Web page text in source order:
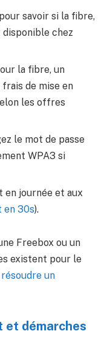
savoir si la fibre,
disponible chez
la fibre, un
de mise en
les offres
le mot de passe
WPA3 si
en journée et aux
en 30s).
Freebox ou un
existent pour le
résoudre un
et démarches